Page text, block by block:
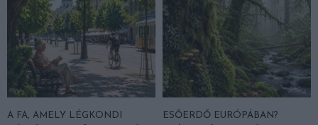
A FA, AMELY LÉGKONDI
ESŐERDŐ EURÓPÁBAN?